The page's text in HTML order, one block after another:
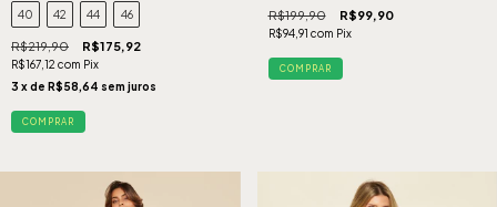
40 42 44 46
R$219,90 R$175,92
R$167,12 com Pix
3 x de R$58,64 sem juros
COMPRAR
R$199,90 R$99,90
R$94,91 com Pix
COMPRAR